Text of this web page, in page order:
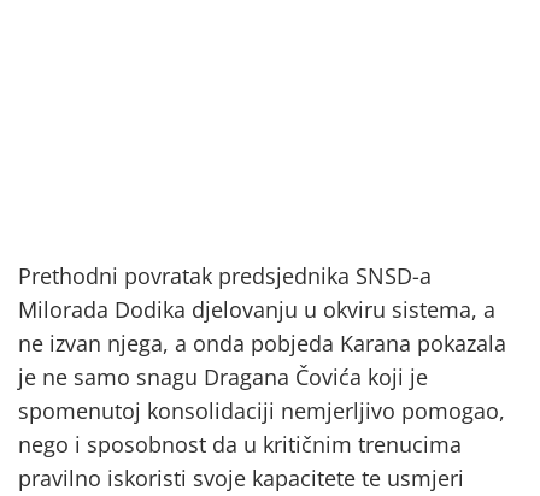
Prethodni povratak predsjednika SNSD-a
Milorada Dodika djelovanju u okviru sistema, a
ne izvan njega, a onda pobjeda Karana pokazala
je ne samo snagu Dragana Čovića koji je
spomenutoj konsolidaciji nemjerljivo pomogao,
nego i sposobnost da u kritičnim trenucima
pravilno iskoristi svoje kapacitete te usmjeri